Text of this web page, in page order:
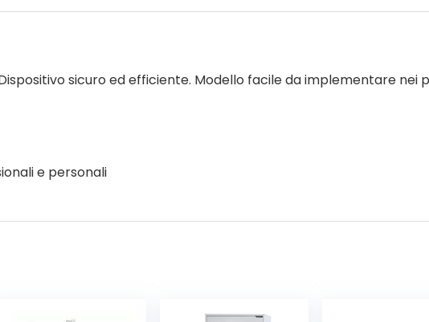
sicuro ed efficiente. Modello facile da implementare nei
e personali